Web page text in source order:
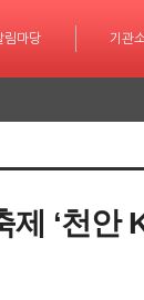
림마당 기관
관소개 리
‘천안